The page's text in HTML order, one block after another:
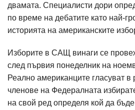
двамата. Специалисти дори
по време на дебатите като най-
историята на американските
Изборите в САЩ винаги се
след първия понеделник на
Реално американците гласуват в
членове на Федералната
на свой ред определя кой да